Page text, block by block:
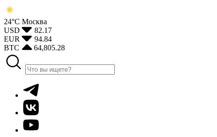
24°С Москва
USD
82.17
EUR
94.84
BTC
64,805.28